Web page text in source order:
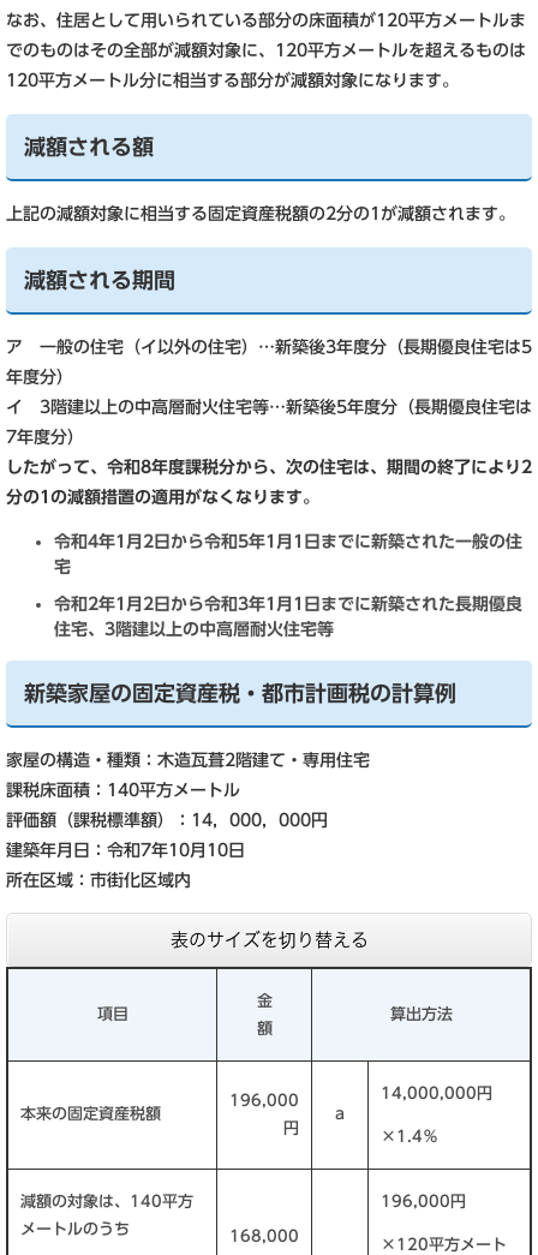
なお、住居として用いられている部分の床面積が120平方メートルま
でのものはその全部が減額対象に、120平方メートルを超えるものは
120平方メートル分に相当する部分が減額対象になります。
減額される額
上記の減額対象に相当する固定資産税額の2分の1が減額されます。
減額される期間
ア 一般の住宅（イ以外の住宅）…新築後3年度分（長期優良住宅は5
年度分）
イ 3階建以上の中高層耐火住宅等…新築後5年度分（長期優良住宅は
7年度分）
したがって、令和8年度課税分から、次の住宅は、期間の終了により2
分の1の減額措置の適用がなくなります。
令和4年1月2日から令和5年1月1日までに新築された一般の住
宅
令和2年1月2日から令和3年1月1日までに新築された長期優良
住宅、3階建以上の中高層耐火住宅等
新築家屋の固定資産税・都市計画税の計算例
家屋の構造・種類：木造瓦葺2階建て・専用住宅
課税床面積：140平方メートル
評価額（課税標準額）：14，000，000円
建築年月日：令和7年10月10日
所在区域：市街化区域内
表のサイズを切り替える
項目
金
額
算出方法
本来の固定資産税額
196,000
円
a
14,000,000円
×1.4％
減額の対象は、140平方
メートルのうち
168,000
196,000円
×120平方メート